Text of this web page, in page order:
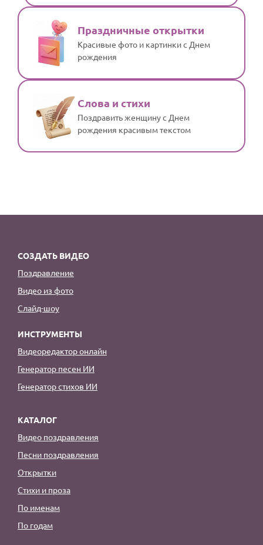
Праздничные открытки
Красивые фото и картинки с Днем
рождения
Слова и стихи
Поздравить женщину с Днем
рождения красивым текстом
СОЗДАТЬ ВИДЕО
Поздравление
Видео из фото
Слайд-шоу
ИНСТРУМЕНТЫ
Видеоредактор онлайн
Генератор песен ИИ
Генератор стихов ИИ
КАТАЛОГ
Видео поздравления
Песни поздравления
Открытки
Стихи и проза
По именам
По годам